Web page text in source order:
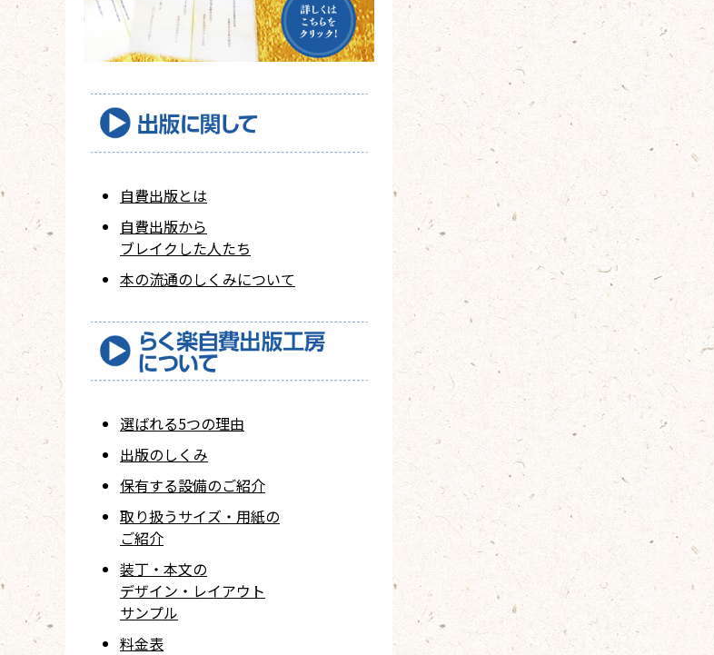
自費出版とは
自費出版から
ブレイクした人たち
本の流通のしくみについて
選ばれる5つの理由
出版のしくみ
保有する設備のご紹介
取り扱うサイズ・用紙の
ご紹介
装丁・本文の
デザイン・レイアウト
サンプル
料金表